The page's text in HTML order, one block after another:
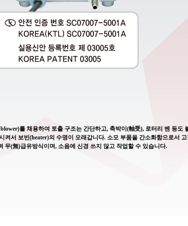
를 채용하여 토출 구조는 간단하고, 축박이(軸受), 로터리 벤 등도
켜서 보빈(heater)의 수명이 오래갑니다. 소모 부품을 간소화함으로서
무(無)급유방식이며, 소음에 신경 쓰지 않고 작업할 수 있습니다.